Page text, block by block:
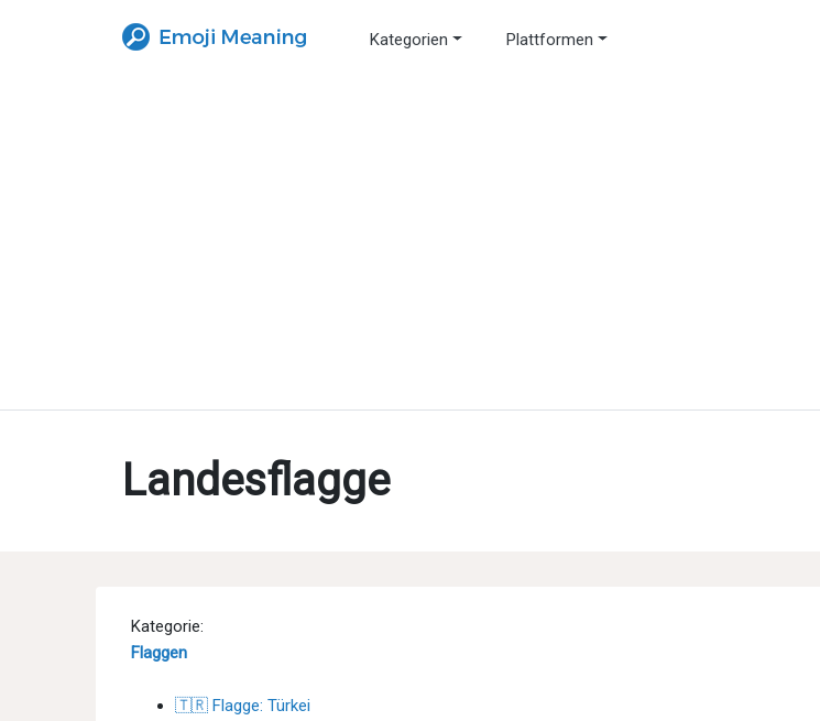
Kategorien Plattformen
Landesflagge
Kategorie:
Flaggen
🇹🇷 Flagge: Türkei